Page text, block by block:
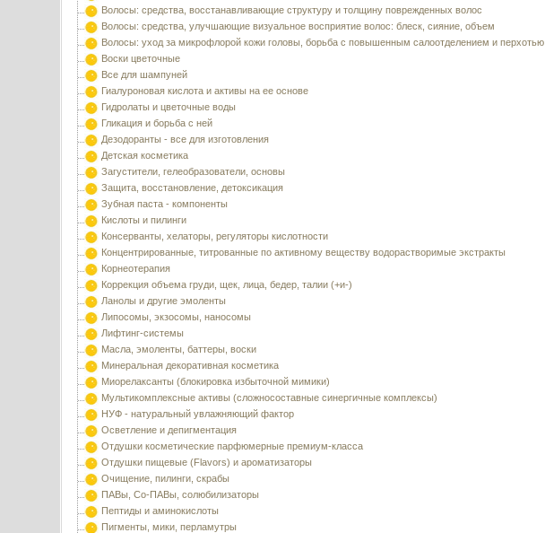
Волосы: средства, восстанавливающие структуру и толщину поврежденных волос
Волосы: средства, улучшающие визуальное восприятие волос: блеск, сияние, объем
Волосы: уход за микрофлорой кожи головы, борьба с повышенным салоотделением и перхотью
Воски цветочные
Все для шампуней
Гиалуроновая кислота и активы на ее основе
Гидролаты и цветочные воды
Гликация и борьба с ней
Дезодоранты - все для изготовления
Детская косметика
Загустители, гелеобразователи, основы
Защита, восстановление, детоксикация
Зубная паста - компоненты
Кислоты и пилинги
Консерванты, хелаторы, регуляторы кислотности
Концентрированные, титрованные по активному веществу водорастворимые экстракты
Корнеотерапия
Коррекция объема груди, щек, лица, бедер, талии (+и-)
Ланолы и другие эмоленты
Липосомы, экзосомы, наносомы
Лифтинг-системы
Масла, эмоленты, баттеры, воски
Минеральная декоративная косметика
Миорелаксанты (блокировка избыточной мимики)
Мультикомплексные активы (сложносоставные синергичные комплексы)
НУФ - натуральный увлажняющий фактор
Осветление и депигментация
Отдушки косметические парфюмерные премиум-класса
Отдушки пищевые (Flavors) и ароматизаторы
Очищение, пилинги, скрабы
ПАВы, Со-ПАВы, солюбилизаторы
Пептиды и аминокислоты
Пигменты, мики, перламутры